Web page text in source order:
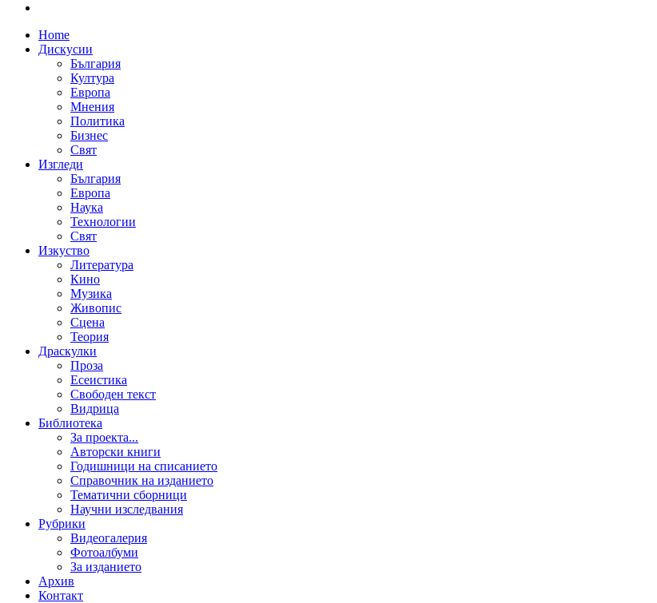
Home
Дискусии
България
Култура
Европа
Мнения
Политика
Бизнес
Свят
Изгледи
България
Европа
Наука
Технологии
Свят
Изкуство
Литература
Кино
Музика
Живопис
Сцена
Теория
Драскулки
Проза
Есеистика
Свободен текст
Видрица
Библиотека
За проекта...
Авторски книги
Годишници на списанието
Справочник на изданието
Тематични сборници
Научни изследвания
Рубрики
Видеогалерия
Фотоалбуми
За изданието
Архив
Контакт